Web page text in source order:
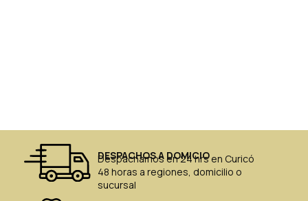
DESPACHOS A DOMICIO
Despachamos en 24 hrs en Curicó
48 horas a regiones, domicilio o
sucursal